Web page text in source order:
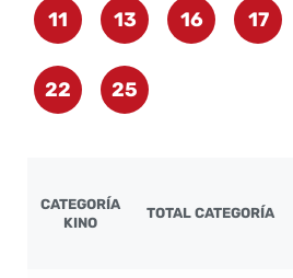
11 13 16 17
22 25
CATEGORÍA
KINO
TOTAL CATEGORÍA